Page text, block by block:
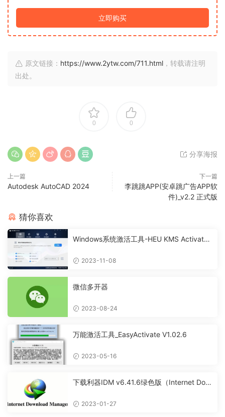
立即购买
原文链接： https://www.2ytw.com/711.html ，转载请注明
出处。
0 0
分享海报
上一篇
Autodesk AutoCAD 2024
下一篇
李跳跳APP(安卓跳广告APP软
件)_v2.2 正式版
猜你喜欢
Windows系统激活工具-HEU KMS Activator
2023-11-08
微信多开器
2023-08-24
万能激活工具_EasyActivate V1.02.6
2023-05-16
下载利器IDM v6.41.6绿色版（Internet Dow
2023-01-27